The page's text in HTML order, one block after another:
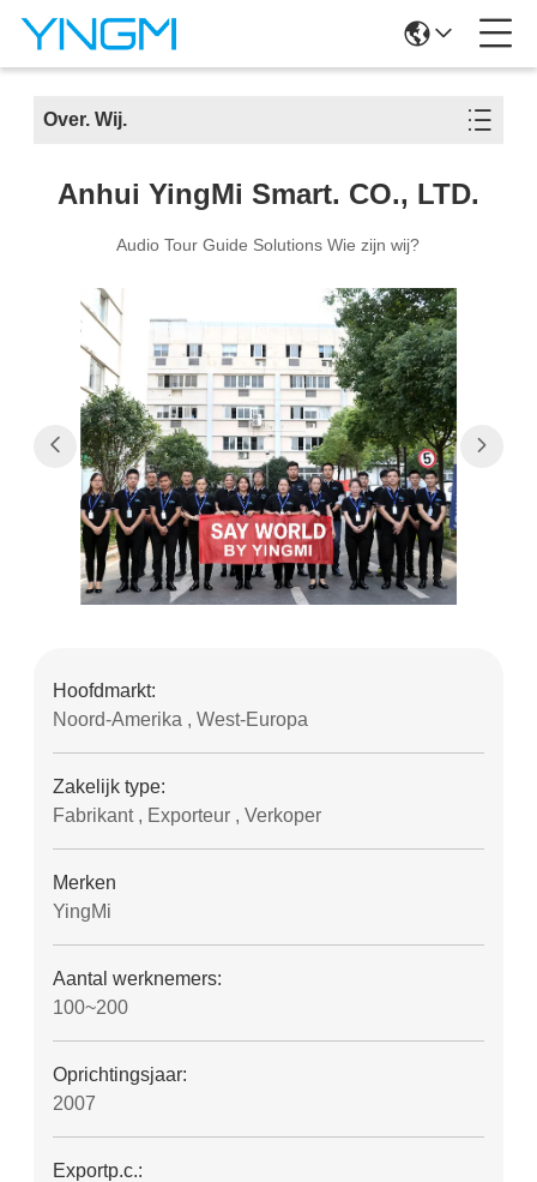
Over. Wij.
Anhui YingMi Smart. CO., LTD.
Audio Tour Guide Solutions Wie zijn wij?
Hoofdmarkt:
Noord-Amerika , West-Europa
Zakelijk type:
Fabrikant , Exporteur , Verkoper
Merken
YingMi
Aantal werknemers:
100~200
Oprichtingsjaar:
2007
Exportp.c.: